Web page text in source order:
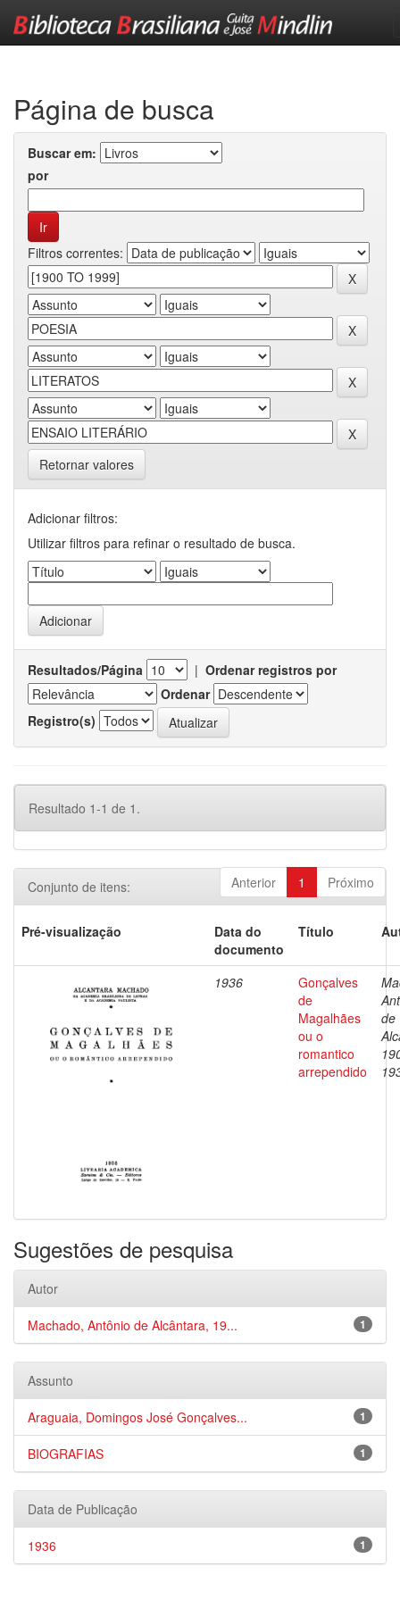
Página de busca
Buscar em:
por
Filtros correntes:
Retornar valores
Adicionar filtros:
Utilizar filtros para refinar o resultado de busca.
Resultados/Página | Ordenar registros por
Ordenar
Registro(s)
Resultado 1-1 de 1.
Anterior 1 Próximo
Conjunto de itens:
Pré-visualização
Data do
documento
Título
1936
Gonçalves
de
Magalhães
ou o
romantico
arrependido
de
Sugestões de pesquisa
Autor
1
Machado, Antônio de Alcântara, 19...
Assunto
1
Araguaia, Domingos José Gonçalves...
1
BIOGRAFIAS
Data de Publicação
1
1936